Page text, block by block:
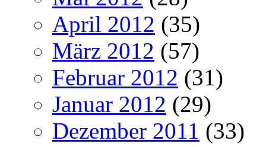
April 2012 (35)
März 2012 (57)
Februar 2012 (31)
Januar 2012 (29)
Dezember 2011 (33)